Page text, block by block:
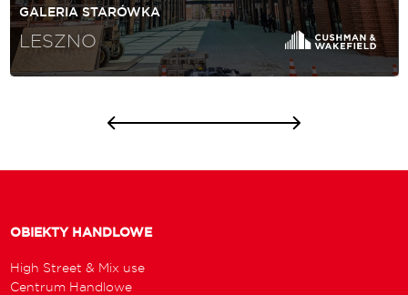
GALERIA STARÓWKA
LESZNO
OBIEKTY HANDLOWE
High Street & Mix use
Centrum Handlowe